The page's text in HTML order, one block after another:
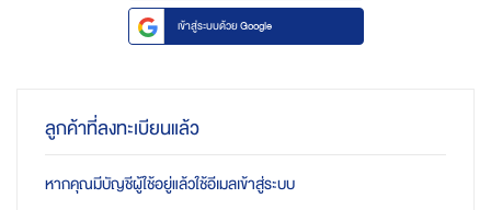
เข้าสู่ระบบด้วย Google
ลูกค้าที่ลงทะเบียนแล้ว
หากคุณมีบัญชีผู้ใช้อยู่แล้วใช้อีเมลเข้าสู่ระบบ